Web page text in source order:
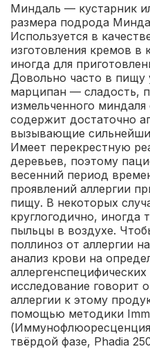
Миндаль — кустарник
размера подрода
Используется в
изготовления кремов в
иногда для
Довольно часто в пищу
марципан — сладость,
измельченного
содержит достаточно
вызывающие
Имеет перекрестную
деревьев, поэтому
весенний период
проявлений аллергии
пищу. В некоторых
круглогодично, иногда
пыльцы в воздухе.
поллиноз от аллергии
анализ крови на
исследование говорит
аллергии к этому
помощью методики
твёрдой фазе, Phadia